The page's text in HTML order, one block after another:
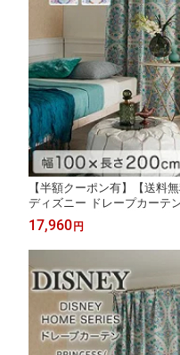
【半額クーポン有】【送料
ディズニー ドレープカーテ
ックランプ ドレープカーテ
ゃれ ウォッシャブル リビン
17,960 円